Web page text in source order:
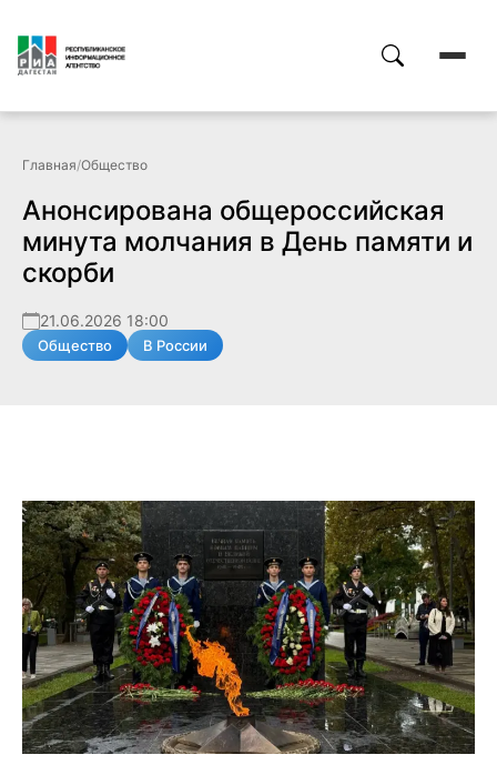
Главная/Общество
Анонсирована общероссийская
минута молчания в День памяти и
скорби
21.06.2026 18:00
Общество В России